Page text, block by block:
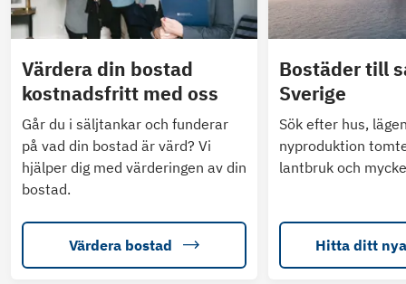
Värdera din bostad
kostnadsfritt med oss
Går du i säljtankar och funderar
på vad din bostad är värd? Vi
hjälper dig med värderingen av din
bostad.
Värdera bostad
Bostäder till
Sverige
Sök efter hus,
nyproduktion
lantbruk och
Hitta ditt